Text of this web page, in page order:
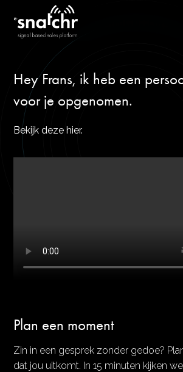
Hey Frans, ik heb een
voor je opgenomen.
Bekijk deze hier.
Plan een moment
Zin in een gesprek zonder gedoe?
dat jou uitkomt. In 15 minuten kijken